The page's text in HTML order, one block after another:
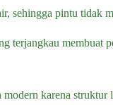
sehingga pintu tidak
membuat
karena struktur